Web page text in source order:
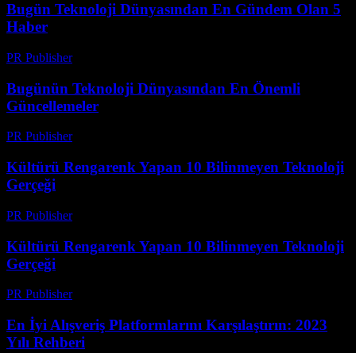
Bugün Teknoloji Dünyasından En Gündem Olan 5
Haber
PR Publisher-
Bugünün Teknoloji Dünyasından En Önemli
Güncellemeler
PR Publisher-
Kültürü Rengarenk Yapan 10 Bilinmeyen Teknoloji
Gerçeği
PR Publisher-
Kültürü Rengarenk Yapan 10 Bilinmeyen Teknoloji
Gerçeği
PR Publisher-
En İyi Alışveriş Platformlarını Karşılaştırın: 2023
Yılı Rehberi